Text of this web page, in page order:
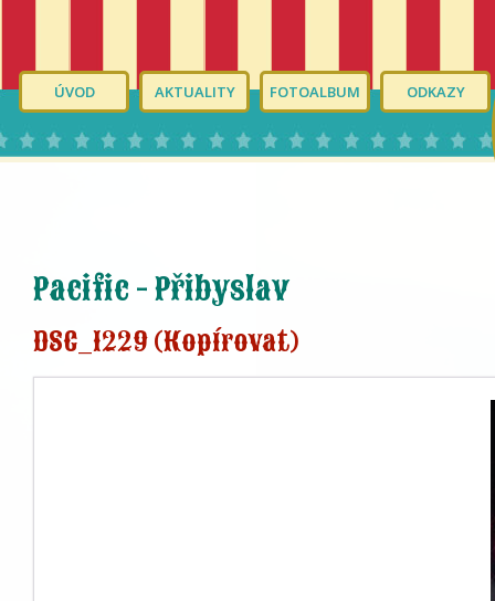
ÚVOD AKTUALITY FOTOALBUM ODKAZY
Pacific - Přibyslav
DSC_1229 (Kopírovat)